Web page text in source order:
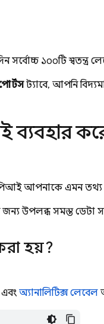
সর্বোচ্চ ১০০টি
ট্যাবে, আপনি
আপনাকে এমন তথ্য
জন্য উপলব্ধ সমস্ত ডেটা
হয়?
এবং অ্যানালিটিক্স লেবেল